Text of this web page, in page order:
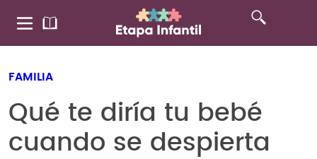
FAMILIA
Qué te diría tu bebé
cuando se despierta